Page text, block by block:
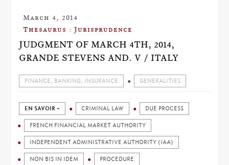
March 4, 2014
Thesaurus : Jurisprudence
JUDGMENT OF MARCH 4TH, 2014,
GRANDE STEVENS AND. V / ITALY
FINANCE, BANKING, INSURANCE GENERALITIES
EN SAVOIR + CRIMINAL LAW DUE PROCESS
FRENCH FINANCIAL MARKET AUTHORITY
INDEPENDENT ADMINISTRATIVE AUTHORITY (IAA)
NON BIS IN IDEM PROCEDURE